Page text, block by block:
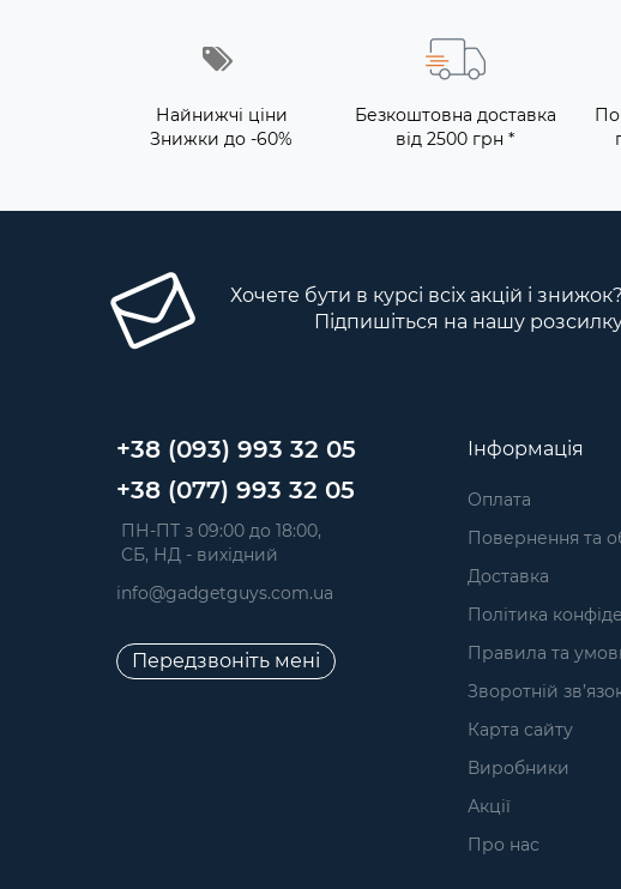
Найнижчі ціни
Знижки до -60%
Безкоштовна доставка
від 2500 грн *
Хочете бути в курсі всіх акцій і знижок?
Підпишіться на нашу
+38 (093) 993 32 05
+38 (077) 993 32 05
ПН-ПТ з 09:00 до 18:00,
СБ, НД - вихідний
info@gadgetguys.com.ua
Передзвоніть мені
Інформація
Оплата
Повернення та
Доставка
Політика
Правила та
Зворотній
Карта сайту
Виробники
Акції
Про нас